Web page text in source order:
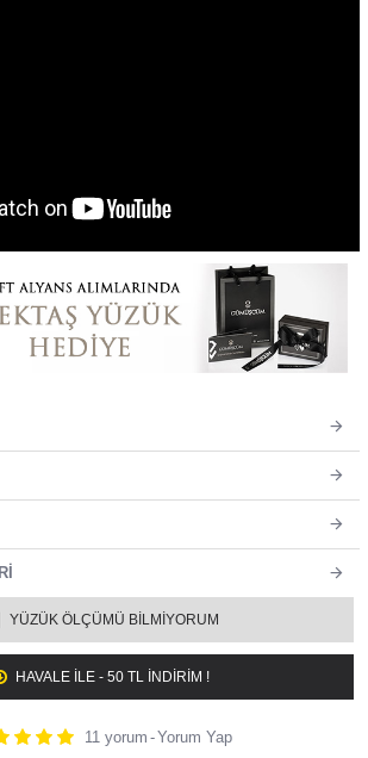
YÜZÜK ÖLÇÜMÜ BILMIYORUM
HAVALE ILE - 50 TL İNDİRİM !
11 yorum -Yorum Yap